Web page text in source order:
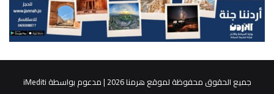
جميع الحقوق محفوظة لموقع هرمنا 2026 | مدعوم بواسطة iMediti